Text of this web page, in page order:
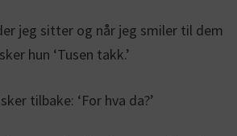
jeg sitter og når jeg smiler til dem
hun ‘Tusen takk.’
tilbake: ‘For hva da?’